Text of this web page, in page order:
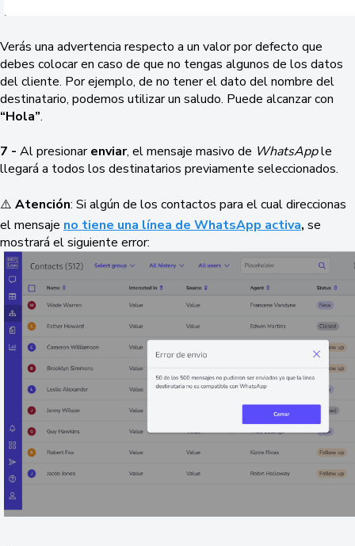
Verás una advertencia respecto a un valor por defecto que
debes colocar en caso de que no tengas algunos de los datos
del cliente. Por ejemplo, de no tener el dato del nombre del
destinatario, podemos utilizar un saludo. Puede alcanzar con
“Hola”.
7 - Al presionarenviar, el mensaje masivo de WhatsApple
llegará a todos los destinatarios previamente seleccionados.
⚠️ Atención: Si algún de los contactos para el cual direccionas
el mensaje no tiene una línea de WhatsApp activa, se
mostrará el siguiente error: